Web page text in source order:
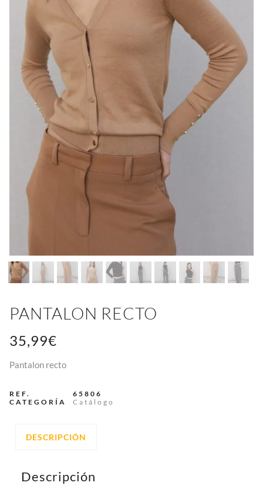
PANTALON RECTO
35,99€
Pantalon recto
REF.
65806
CATEGORÍA
Catálogo
DESCRIPCIÓN
Descripción